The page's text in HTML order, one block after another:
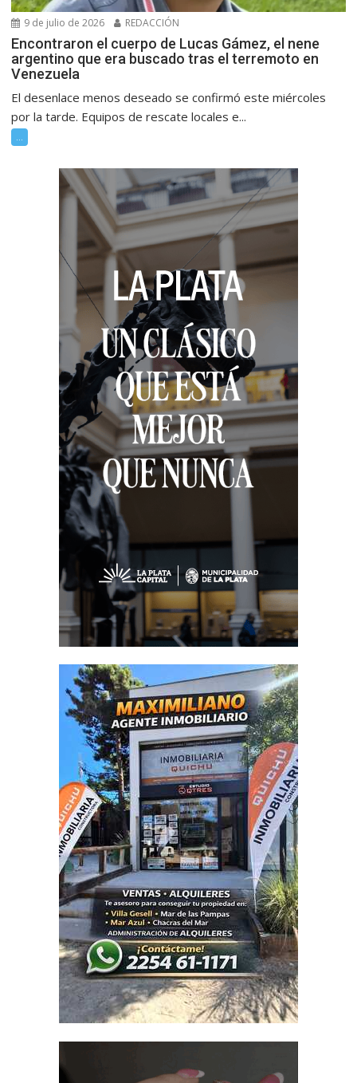
9 de julio de 2026 REDACCIÓN
Encontraron el cuerpo de Lucas Gámez, el nene
argentino que era buscado tras el terremoto en
Venezuela
El desenlace menos deseado se confirmó este miércoles
por la tarde. Equipos de rescate locales e...